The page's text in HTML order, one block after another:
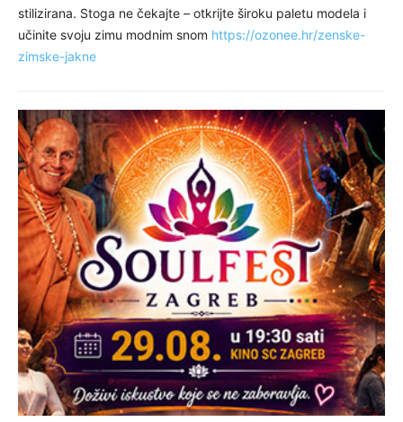
stilizirana. Stoga ne čekajte – otkrijte široku paletu modela i
učinite svoju zimu modnim snom https://ozonee.hr/zenske-
zimske-jakne